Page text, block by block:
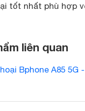
tốt nhất phù hợp
liên quan
Bphone A85 5G